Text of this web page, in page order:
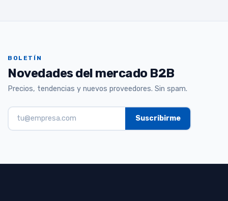
BOLETÍN
Novedades del mercado B2B
Precios, tendencias y nuevos proveedores. Sin spam.